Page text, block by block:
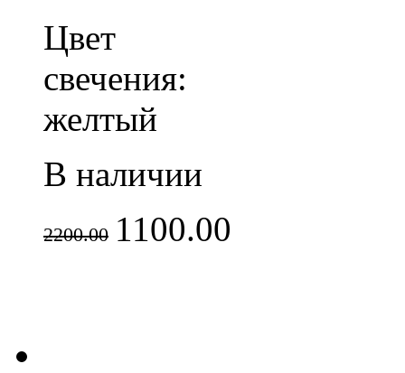
Цвет
свечения:
желтый
В наличии
2200.00 1100.00